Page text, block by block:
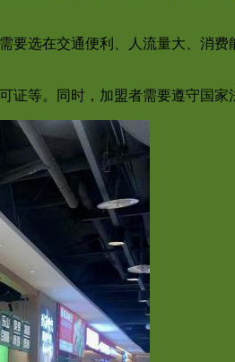
选在交通便利、人流量大、消
等。同时，加盟者需要遵守国家